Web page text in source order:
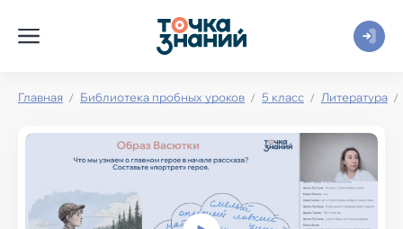
Главная Библиотека пробных уроков 5 класс Литература